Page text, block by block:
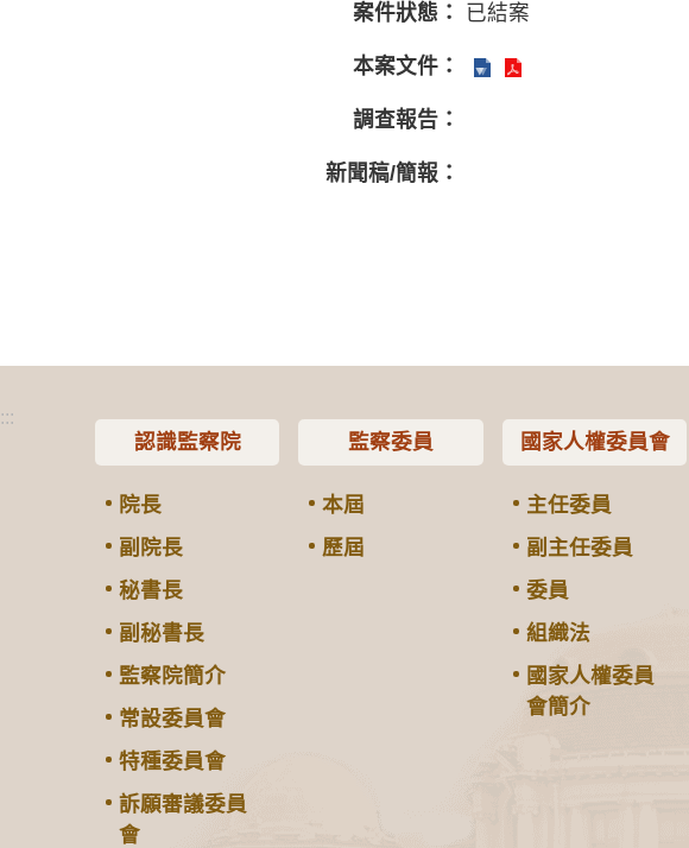
案件狀態： 已結案
本案文件：
調查報告：
新聞稿/簡報：
:::
認識監察院
院長
副院長
秘書長
副秘書長
監察院簡介
常設委員會
特種委員會
訴願審議委員
會
監察委員
本屆
歷屆
國家人權委員會
主任委員
副主任委員
委員
組織法
國家人權委員
會簡介